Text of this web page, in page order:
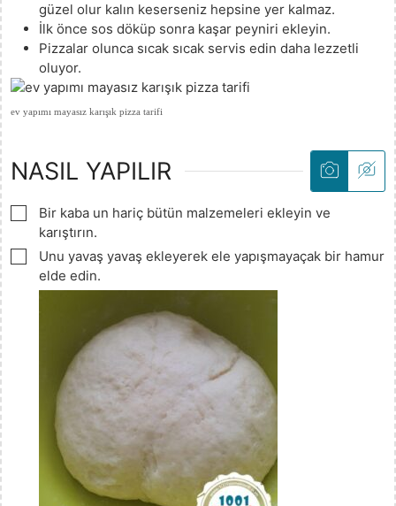
güzel olur kalın keserseniz hepsine yer kalmaz.
İlk önce sos döküp sonra kaşar peyniri ekleyin.
Pizzalar olunca sıcak sıcak servis edin daha lezzetli
oluyor.
ev yapımı mayasız karışık pizza tarifi
NASIL YAPILIR
▢
Bir kaba un hariç bütün malzemeleri ekleyin ve
karıştırın.
▢Unu yavaş yavaş ekleyerek ele yapışmayaçak bir hamur
elde edin.